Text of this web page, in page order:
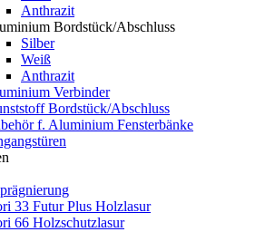
Anthrazit
Bordstück/Abschluss
Silber
Weiß
Anthrazit
Verbinder
Bordstück/Abschluss
f. Aluminium Fensterbänke
33 Futur Plus Holzlasur
66 Holzschutzlasur